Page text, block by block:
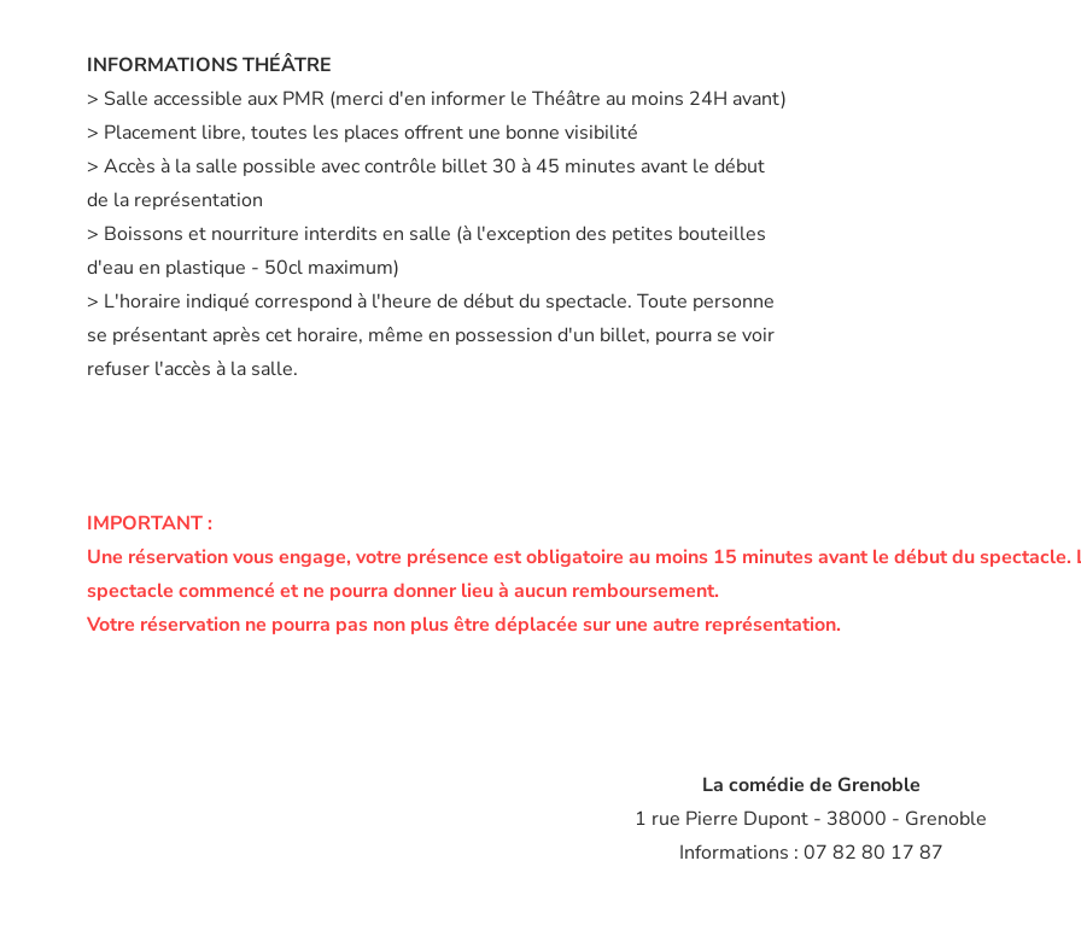
INFORMATIONS THÉÂTRE
> Salle accessible aux PMR (merci d'en informer le Théâtre au moins 24H avant)
> Placement libre, toutes les places offrent une bonne visibilité
> Accès à la salle possible avec contrôle billet 30 à 45 minutes avant le début
de la représentation
> Boissons et nourriture interdits en salle (à l'exception des petites bouteilles
d'eau en plastique - 50cl maximum)
> L'horaire indiqué correspond à l'heure de début du spectacle. Toute personne
se présentant après cet horaire, même en possession d'un billet, pourra se voir
refuser l'accès à la salle.
IMPORTANT :
Une réservation vous engage, votre présence est obligatoire au moins 15 minutes avant le début du spectacle.
spectacle commencé et ne pourra donner lieu à aucun remboursement.
Votre réservation ne pourra pas non plus être déplacée sur une autre représentation.
La comédie de Grenoble
1 rue Pierre Dupont - 38000 - Grenoble
Informations : 07 82 80 17 87